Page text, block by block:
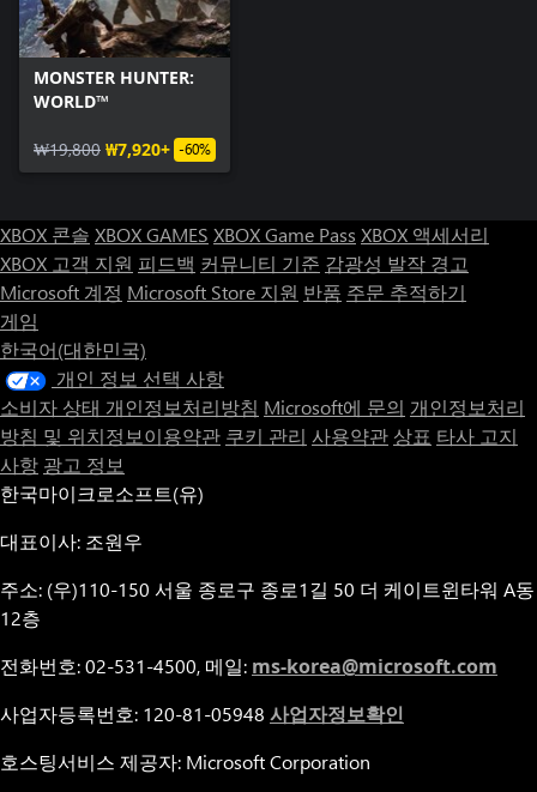
MONSTER HUNTER:
WORLD™
₩19,800 ₩7,920+ -60%
XBOX 콘솔 XBOX GAMES XBOX Game Pass XBOX 액세서리
XBOX 고객 지원 피드백 커뮤니티 기준 감광성 발작 경고
Microsoft 계정 Microsoft Store 지원 반품 주문 추적하기
게임
한국어(대한민국)
개인 정보 선택 사항
소비자 상태 개인정보처리방침 Microsoft에 문의 개인정보처리
방침 및 위치정보이용약관 쿠키 관리 사용약관 상표 타사 고지
사항 광고 정보
한국마이크로소프트(유)
대표이사: 조원우
주소: (우)110-150 서울 종로구 종로1길 50 더 케이트윈타워 A동
12층
전화번호: 02-531-4500, 메일: ms-korea@microsoft.com
사업자등록번호: 120-81-05948 사업자정보확인
호스팅서비스 제공자: Microsoft Corporation